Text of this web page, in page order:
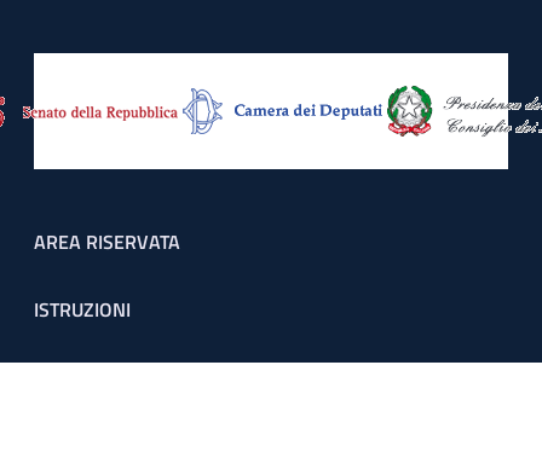
Footer menu
AREA RISERVATA
ISTRUZIONI